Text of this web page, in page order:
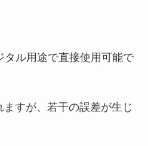
タル用途で直接使用可能で
すが、若干の誤差が生じ